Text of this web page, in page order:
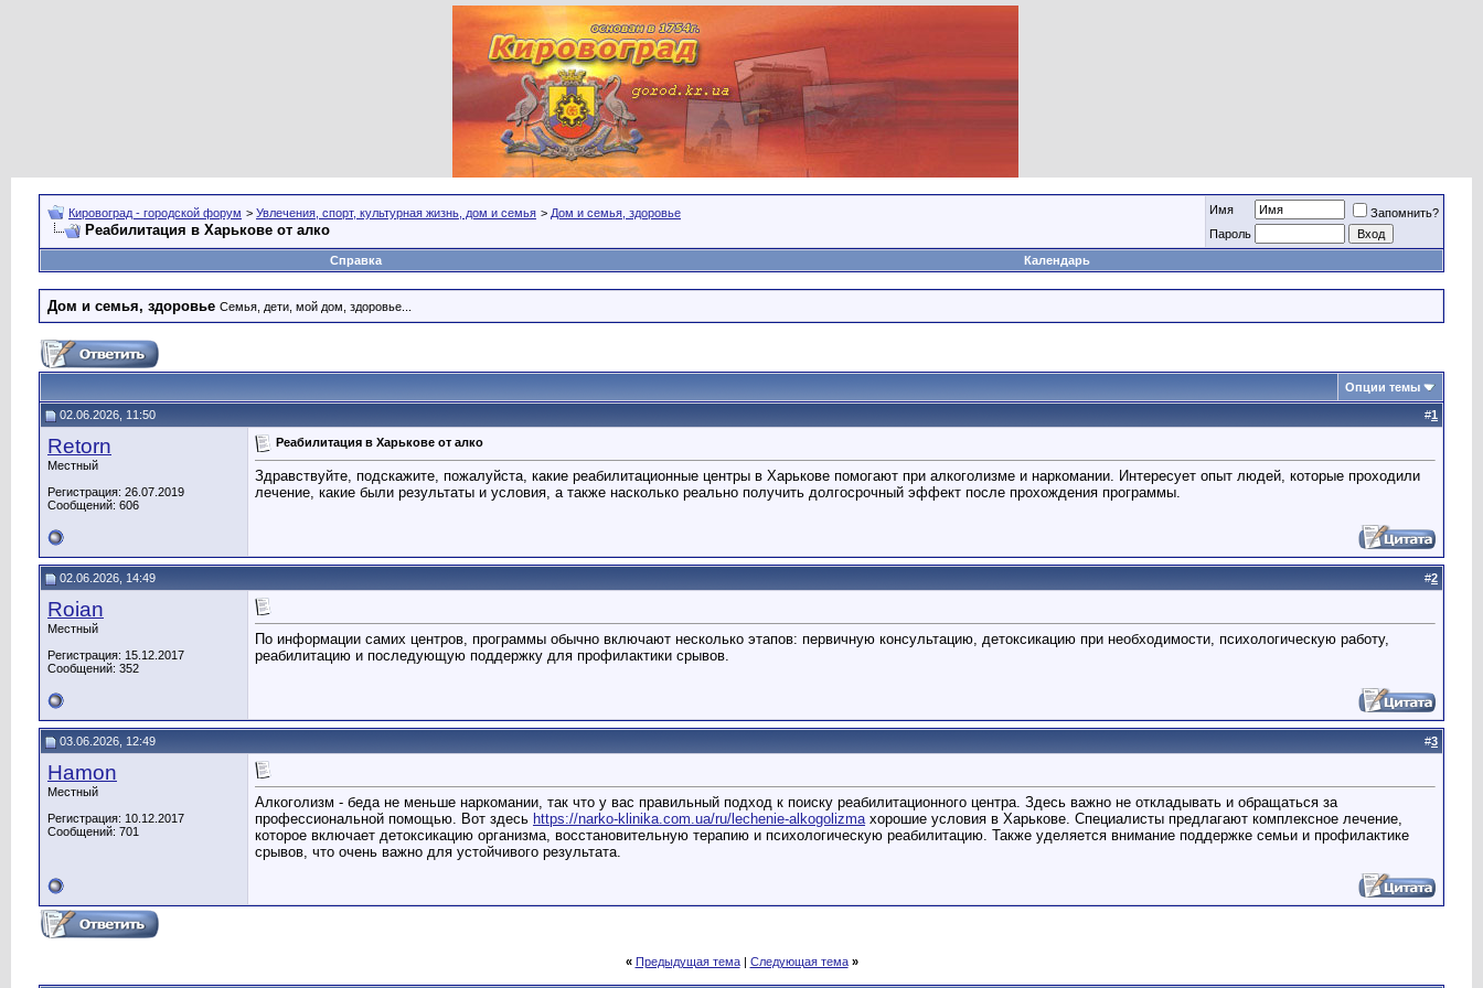
Кировоград - городской форум > Увлечения, спорт, культурная жизнь, дом и семья > Дом и семья, здоровье
Реабилитация в Харькове от алко
Имя
Запомнить?
Пароль
Справка
Календарь
Дом и семья, здоровье Семья, дети, мой дом, здоровье...
Опции темы
02.06.2026, 11:50 #1
Retorn
Местный
Регистрация: 26.07.2019
Сообщений: 606
Реабилитация в Харькове от алко
Здравствуйте, подскажите, пожалуйста, какие реабилитационные центры в Харькове помогают при алкоголизме и наркомании. Интересует опыт людей, которые проходили
лечение, какие были результаты и условия, а также насколько реально получить долгосрочный эффект после прохождения программы.
02.06.2026, 14:49 #2
Roian
Местный
Регистрация: 15.12.2017
Сообщений: 352
По информации самих центров, программы обычно включают несколько этапов: первичную консультацию, детоксикацию при необходимости, психологическую работу,
реабилитацию и последующую поддержку для профилактики срывов.
03.06.2026, 12:49 #3
Hamon
Местный
Регистрация: 10.12.2017
Сообщений: 701
Алкоголизм - беда не меньше наркомании, так что у вас правильный подход к поиску реабилитационного центра. Здесь важно не откладывать и обращаться за
профессиональной помощью. Вот здесь https://narko-klinika.com.ua/ru/lechenie-alkogolizmaхорошие условия в Харькове. Специалисты предлагают комплексное лечение,
которое включает детоксикацию организма, восстановительную терапию и психологическую реабилитацию. Также уделяется внимание поддержке семьи и профилактике
срывов, что очень важно для устойчивого результата.
« Предыдущая тема| Следующая тема »